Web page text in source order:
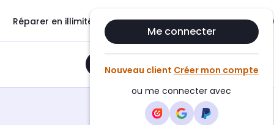
Me connecter
Nouveau client Créer mon compte
ou me connecter avec
Réparer en illimité avec Le Club Infinity
Ajouter au panier